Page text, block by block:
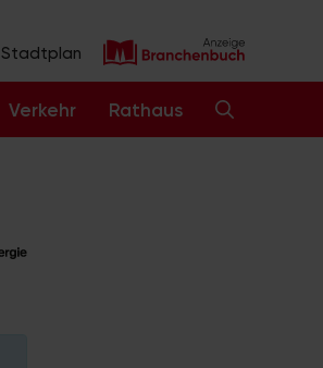
Stadtplan
Verkehr Rathaus